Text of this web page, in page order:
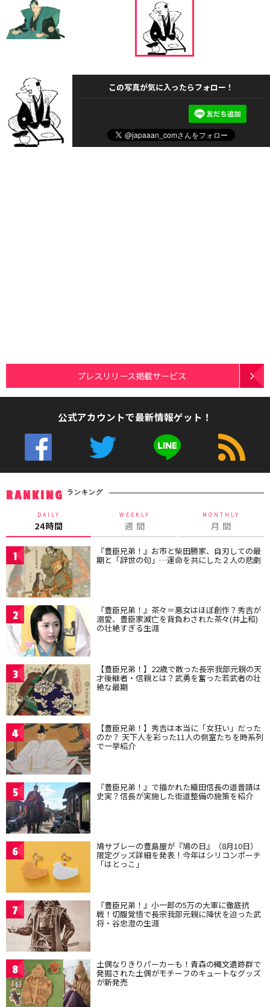
この写真が気に入ったらフォロー！
プレスリリース掲載サービス
公式アカウントで最新情報ゲット！
RANKING ランキング
DAILY
24時間
WEEKLY
週 間
MONTHLY
月 間
1 『豊臣兄弟！』お市と柴田勝家、自刃しての最
期と「辞世の句」…運命を共にした２人の悲劇
2 『豊臣兄弟！』茶々＝悪女はほぼ創作？秀吉が
溺愛、豊臣家滅亡を背負わされた茶々(井上和)
の壮絶すぎる生涯
3 【豊臣兄弟！】22歳で散った長宗我部元親の天
才後継者・信親とは？武勇を奮った若武者の壮
絶な最期
4 【豊臣兄弟！】秀吉は本当に「女狂い」だった
のか？ 天下人を彩った11人の側室たちを時系列
で一挙紹介
5 『豊臣兄弟！』で描かれた織田信長の道普請は
史実？信長が実施した街道整備の施策を紹介
6 鳩サブレーの豊島屋が『鳩の日』（8月10日）
限定グッズ詳細を発表！今年はシリコンポーチ
「はとっこ」
7 『豊臣兄弟！』小一郎の5万の大軍に徹底抗
戦！切腹覚悟で長宗我部元親に降伏を迫った武
将・谷忠澄の生涯
8 土偶なりきりパーカーも！青森の縄文遺跡群で
発掘された土偶がモチーフのキュートなグッズ
が新発売